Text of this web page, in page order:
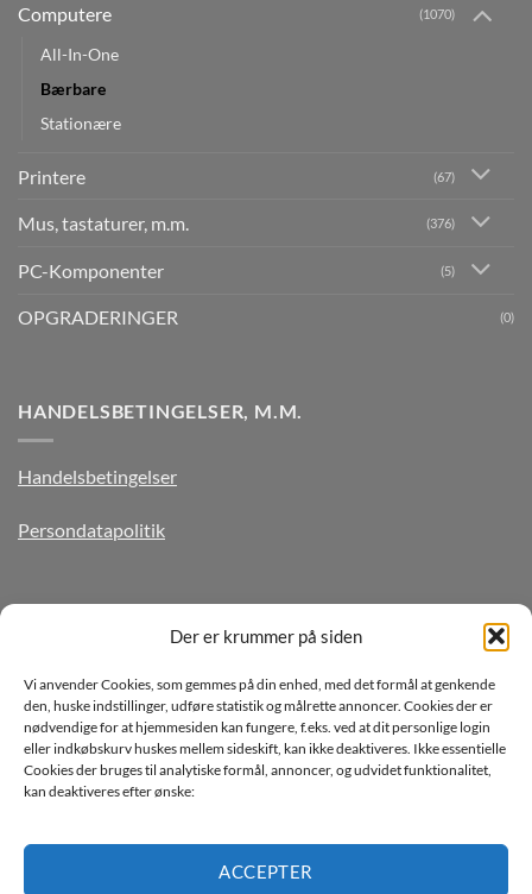
Der er krummer på siden
Vi anvender Cookies, som gemmes på din enhed, med det formål at genkende
den, huske indstillinger, udføre statistik og målrette annoncer. Cookies der er
nødvendige for at hjemmesiden kan fungere, f.eks. ved at dit personlige login
eller indkøbskurv huskes mellem sideskift, kan ikke deaktiveres. Ikke essentielle
Cookies der bruges til analytiske formål, annoncer, og udvidet funktionalitet,
kan deaktiveres efter ønske:
ACCEPTER
Computere (1070)
All-In-One
Bærbare
Stationære
Printere (67)
Mus, tastaturer, m.m. (376)
PC-Komponenter (5)
OPGRADERINGER (0)
HANDELSBETINGELSER, M.M.
Handelsbetingelser
Persondatapolitik
Læs vores Persondatapolitik